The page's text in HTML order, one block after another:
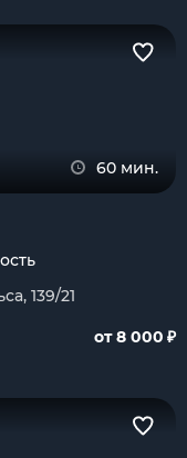
60 мин.
139/21
от 8 000 ₽